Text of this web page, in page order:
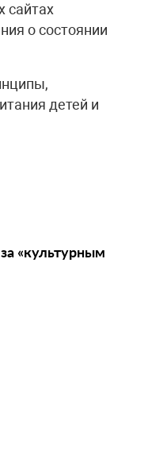
сайтах
о состоянии
детей и
«культурным